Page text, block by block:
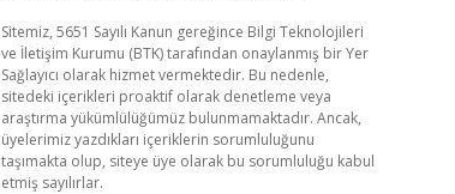
Sitemiz, 5651 Sayılı Kanun gereğince Bilgi Teknolojileri
ve İletişim Kurumu (BTK) tarafından onaylanmış bir Yer
Sağlayıcı olarak hizmet vermektedir. Bu nedenle,
sitedeki içerikleri proaktif olarak denetleme veya
araştırma yükümlülüğümüz bulunmamaktadır. Ancak,
üyelerimiz yazdıkları içeriklerin sorumluluğunu
taşımakta olup, siteye üye olarak bu sorumluluğu kabul
etmiş sayılırlar.